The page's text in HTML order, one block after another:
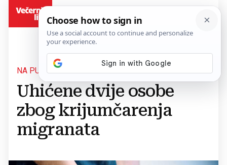
NA PUTU ZAJEČAR - NEGOTIN
Uhićene dvije osobe
zbog krijumčarenja
migranata